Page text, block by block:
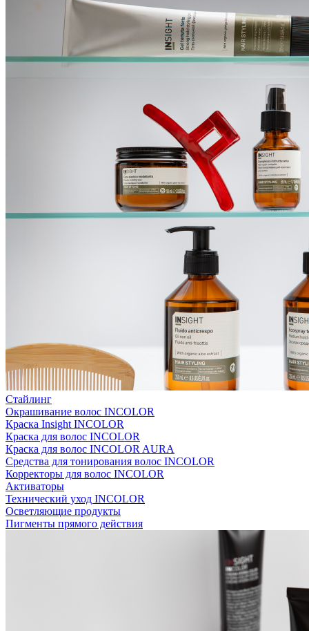
Стайлинг
Окрашивание волос INCOLOR
Краска Insight INCOLOR
Краска для волос INCOLOR
Краска для волос INCOLOR AURA
Средства для тонирования волос INCOLOR
Корректоры для волос INCOLOR
Активаторы
Технический уход INCOLOR
Осветляющие продукты
Пигменты прямого действия